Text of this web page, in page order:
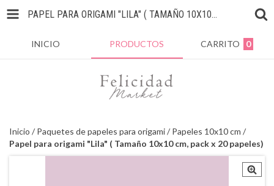
PAPEL PARA ORIGAMI "LILA" ( TAMAÑO 10X10 CM, PACK X 20 PAPELES)
INICIO PRODUCTOS CARRITO 0
Inicio / Paquetes de papeles para origami/ Papeles 10x10 cm /
Papel para origami "Lila" ( Tamaño 10x10 cm, pack x 20 papeles)